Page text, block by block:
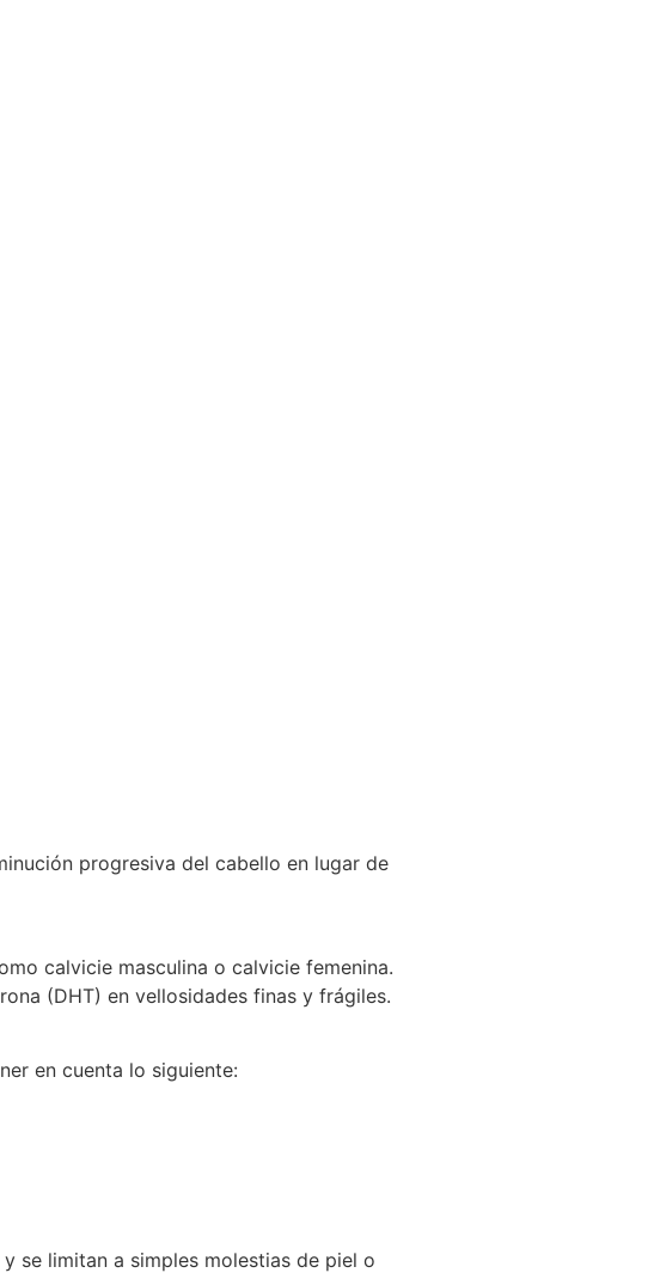
progresiva del cabello en lugar de
calvicie masculina o calvicie femenina.
(DHT) en vellosidades finas y frágiles.
en cuenta lo siguiente:
se limitan a simples molestias de piel o